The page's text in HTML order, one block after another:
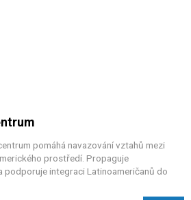
pomáhá navazování vztahů mezi
prostředí. Propaguje
podporuje integraci Latinoameričanů do